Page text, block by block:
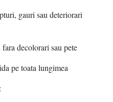
gauri sau deteriorari
decolorari sau pete
pe toata lungimea